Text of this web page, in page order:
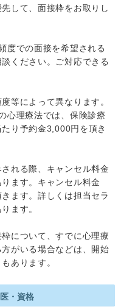
して、面接枠をお取りし
度での面接を希望される
ください。ご対応できる
等によって異なります。
心理療法では、保険診療
り予約金3,000円を頂き
れる際、キャンセル料金
ます。キャンセル料金
ます。詳しくは担当セラ
ます。
について、すでに心理療
がいる場合などは、開始
あります。
・資格